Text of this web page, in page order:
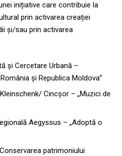
inițiative care contribuie la
prin activarea creației
și/sau prin activarea
și Cercetare Urbană –
și Republica Moldova”
Cincșor – „Muzici de
Aegyssus – „Adoptă o
patrimoniului